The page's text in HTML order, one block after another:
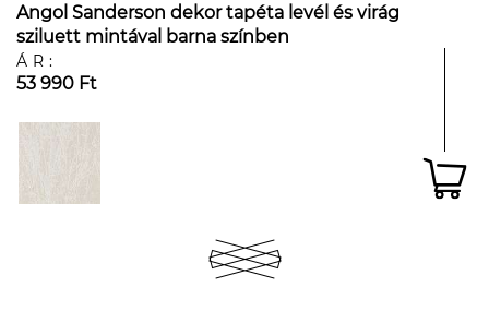
Angol Sanderson dekor tapéta levél és virág
sziluett mintával barna színben
ÁR:
53 990 Ft